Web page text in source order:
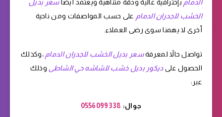
الدمام بإحترافية عالية ودقة متناهية ويعتمد أيضاسعر بديل
الخشب للجدران الدمام على حسب المواصفات ومن ناحية
أخرى لا يهمنا سوى رضى العملاء.
تواصل حالاً لمعرفةسعر بديل الخشب للجدران الدمام ،وكذلك
الحصول علىديكور بديل خشب للشاشه حي الشاطى وذلك
عبر:
جوال: 0556099338